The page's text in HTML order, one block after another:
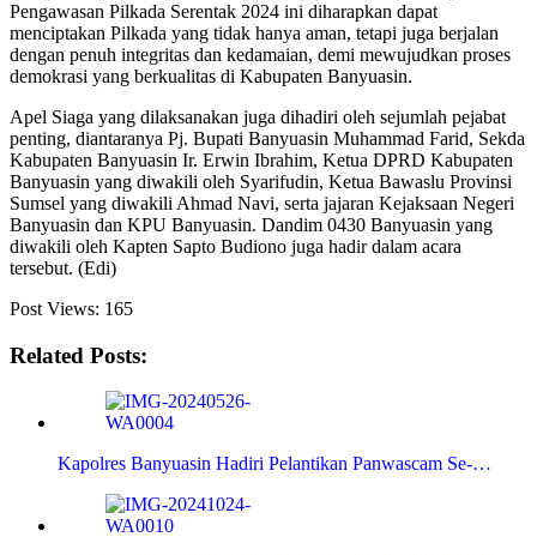
Pengawasan Pilkada Serentak 2024 ini diharapkan dapat
menciptakan Pilkada yang tidak hanya aman, tetapi juga berjalan
dengan penuh integritas dan kedamaian, demi mewujudkan proses
demokrasi yang berkualitas di Kabupaten Banyuasin.
Apel Siaga yang dilaksanakan juga dihadiri oleh sejumlah pejabat
penting, diantaranya Pj. Bupati Banyuasin Muhammad Farid, Sekda
Kabupaten Banyuasin Ir. Erwin Ibrahim, Ketua DPRD Kabupaten
Banyuasin yang diwakili oleh Syarifudin, Ketua Bawaslu Provinsi
Sumsel yang diwakili Ahmad Navi, serta jajaran Kejaksaan Negeri
Banyuasin dan KPU Banyuasin. Dandim 0430 Banyuasin yang
diwakili oleh Kapten Sapto Budiono juga hadir dalam acara
tersebut. (Edi)
Post Views: 165
Related Posts:
Kapolres Banyuasin Hadiri Pelantikan Panwascam Se-…